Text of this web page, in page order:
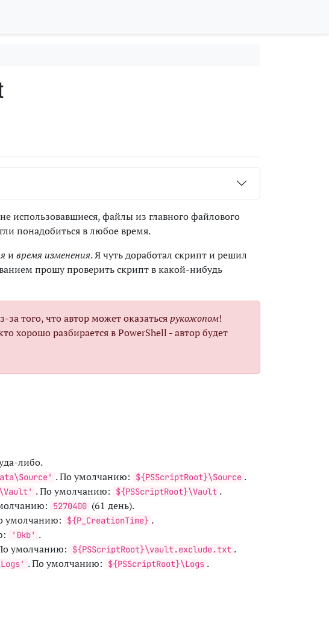
использовавшиеся, файлы из главного файлового
понадобиться в любое время.
и время изменения. Я чуть доработал скрипт и решил
прошу проверить скрипт в какой-нибудь
того, что автор может оказатьсярукожопом!
хорошо разбирается в PowerShell - автор будет
либо.
. По умолчанию: ${PSScriptRoot}\Source .
. По умолчанию: ${PSScriptRoot}\Vault .
5270400 (61 день).
умолчанию: ${P_CreationTime} .
'0kb' .
умолчанию: ${PSScriptRoot}\vault.exclude.txt .
. По умолчанию: ${PSScriptRoot}\Logs .